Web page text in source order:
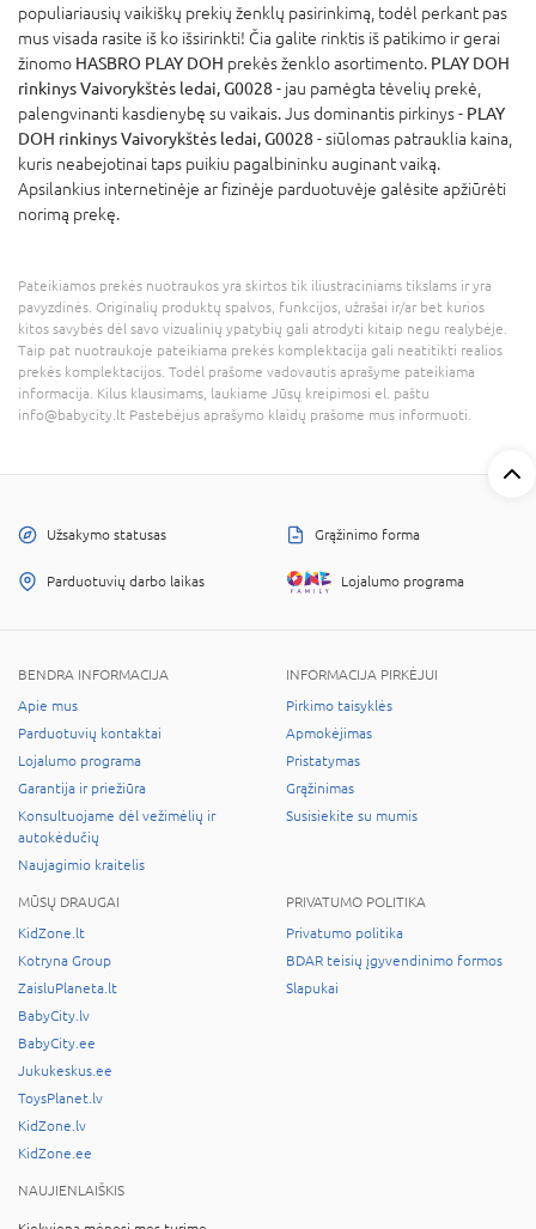
populiariausių vaikiškų prekių ženklų pasirinkimą, todėl perkant pas
mus visada rasite iš ko išsirinkti! Čia galite rinktis iš patikimo ir gerai
žinomo HASBRO PLAY DOH prekės ženklo asortimento. PLAY DOH
rinkinys Vaivorykštės ledai, G0028 - jau pamėgta tėvelių prekė,
palengvinanti kasdienybę su vaikais. Jus dominantis pirkinys - PLAY
DOH rinkinys Vaivorykštės ledai, G0028 - siūlomas patrauklia kaina,
kuris neabejotinai taps puikiu pagalbininku auginant vaiką.
Apsilankius internetinėje ar fizinėje parduotuvėje galėsite apžiūrėti
norimą prekę.
Pateikiamos prekės nuotraukos yra skirtos tik iliustraciniams tikslams ir yra
pavyzdinės. Originalių produktų spalvos, funkcijos, užrašai ir/ar bet kurios
kitos savybės dėl savo vizualinių ypatybių gali atrodyti kitaip negu realybėje.
Taip pat nuotraukoje pateikiama prekės komplektacija gali neatitikti realios
prekės komplektacijos. Todėl prašome vadovautis aprašyme pateikiama
informacija. Kilus klausimams, laukiame Jūsų kreipimosi el. paštu
info@babycity.lt Pastebėjus aprašymo klaidų prašome mus informuoti.
Užsakymo statusas Grąžinimo forma
Parduotuvių darbo laikas Lojalumo programa
BENDRA INFORMACIJA
Apie mus
Parduotuvių kontaktai
Lojalumo programa
Garantija ir priežiūra
Konsultuojame dėl vežimėlių ir
autokėdučių
Naujagimio kraitelis
INFORMACIJA PIRKĖJUI
Pirkimo taisyklės
Apmokėjimas
Pristatymas
Grąžinimas
Susisiekite su mumis
MŪSŲ DRAUGAI
KidZone.lt
Kotryna Group
ZaisluPlaneta.lt
BabyCity.lv
BabyCity.ee
Jukukeskus.ee
ToysPlanet.lv
KidZone.lv
KidZone.ee
PRIVATUMO POLITIKA
Privatumo politika
BDAR teisių įgyvendinimo formos
Slapukai
NAUJIENLAIŠKIS